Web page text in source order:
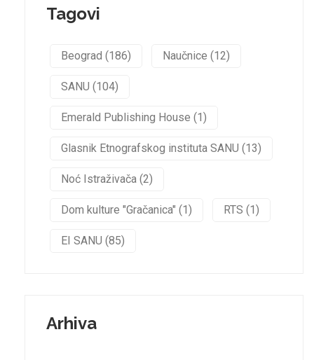
Tagovi
Beograd (186) Naučnice (12)
SANU (104)
Emerald Publishing House (1)
Glasnik Etnografskog instituta SANU (13)
Noć Istraživača (2)
Dom kulture "Gračanica" (1) RTS (1)
EI SANU (85)
Arhiva